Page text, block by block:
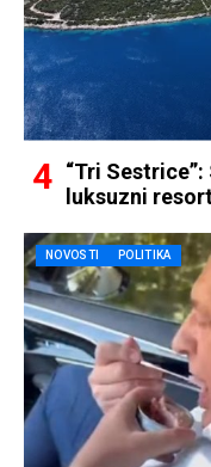
“Tri
luksuzni
NOVOSTI POLITIKA